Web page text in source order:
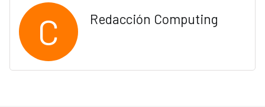
C Redacción Computing